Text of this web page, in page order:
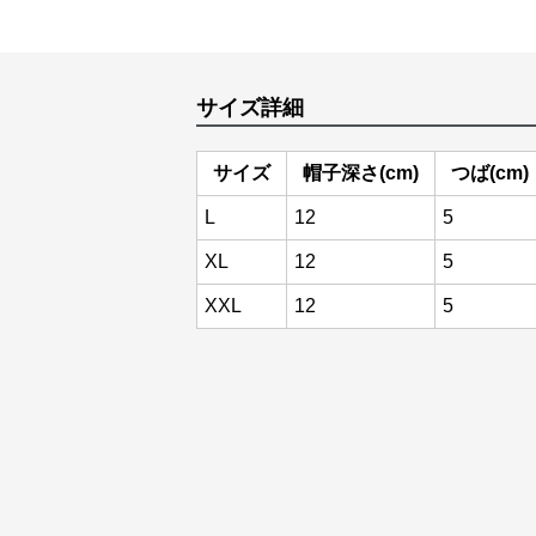
サイズ詳細
サイズ 帽子深さ(cm) つば(cm)
L 12 5
XL 12 5
XXL 12 5